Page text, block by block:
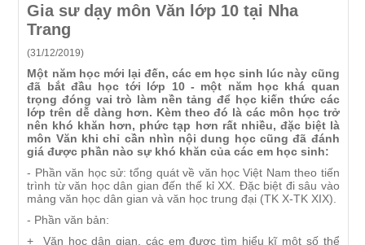
Gia sư dạy môn Văn lớp 10 tại Nha
Trang
(31/12/2019)
Một năm học mới lại đến, các em học sinh lúc này cũng
đã bắt đầu học tới lớp 10 - một năm học khá quan
trọng đóng vai trò làm nền tảng để học kiến thức các
lớp trên dễ dàng hơn. Kèm theo đó là các môn học trở
nên khó khăn hơn, phức tạp hơn rất nhiều, đặc biệt là
môn Văn khi chỉ cần nhìn nội dung học cũng đã đánh
giá được phần nào sự khó khăn của các em học sinh:
- Phần văn học sử: tổng quát về văn học Việt Nam theo tiến
trình từ văn học dân gian đến thế kỉ XX. Đặc biệt đi sâu vào
mảng văn học dân gian và văn học trung đại (TK X-TK XIX).
- Phần văn bản:
+ Văn học dân gian, các em được tìm hiểu kĩ một số thể